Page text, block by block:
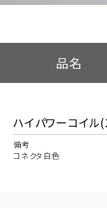
品名
ハイパワーコイル
備考
コネクタ白色